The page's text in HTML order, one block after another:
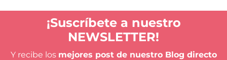
¡Suscríbete a nuestro
NEWSLETTER!
Y recibe los mejores post de nuestro Blog directo